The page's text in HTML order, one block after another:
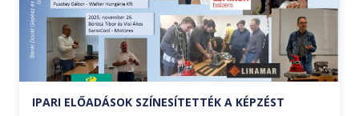
IPARI ELŐADÁSOK SZÍNESÍTETTÉK A KÉPZÉST